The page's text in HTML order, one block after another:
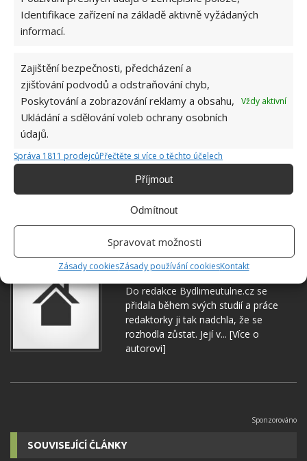
Identifikace zařízení na základě aktivně vyžádaných
informací.
Zajištění bezpečnosti, předcházení a
zjišťování podvodů a odstraňování chyb,
Poskytování a zobrazování reklamy a obsahu,
Ukládání a sdělování voleb ochrany osobních
údajů.
Vždy aktivní
Správa 1811 prodejcůPřečtěte si více o těchto účelech
Příjmout
Odmítnout
Spravovat možnosti
Zásady cookiesZásady používání cookiesKontakt
ZAHRADA
Hana Musilová
Do redakce Bydlimeutulne.cz se
přidala během svých studií a práce
redaktorky ji tak nadchla, že se
rozhodla zůstat. Její v... [Více o
autorovi]
SOUVISEJÍCÍ ČLÁNKY